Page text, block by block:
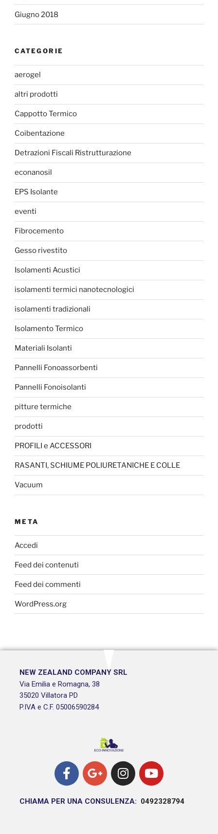
Giugno 2018
CATEGORIE
aerogel
altri prodotti
Cappotto Termico
Coibentazione
Detrazioni Fiscali Ristrutturazione
econanosil
EPS Isolante
eventi
Fibrocemento
Gesso rivestito
Isolamenti Acustici
isolamenti termici nanotecnologici
isolamenti tradizionali
Isolamento Termico
Materiali Isolanti
Pannelli Fonoassorbenti
Pannelli Fonoisolanti
pitture termiche
prodotti
PROFILI e ACCESSORI
RASANTI, SCHIUME POLIURETANICHE E COLLE
Vacuum
META
Accedi
Feed dei contenuti
Feed dei commenti
WordPress.org
NEW ZEALAND COMPANY SRL
Via Emilia e Romagna, 38
35020 Villatora PD
P.IVA e C.F. 05006590284
CHIAMA PER UNA CONSULENZA: 0492328794